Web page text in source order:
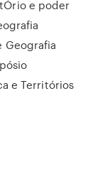
e poder
Geografia
e Territórios